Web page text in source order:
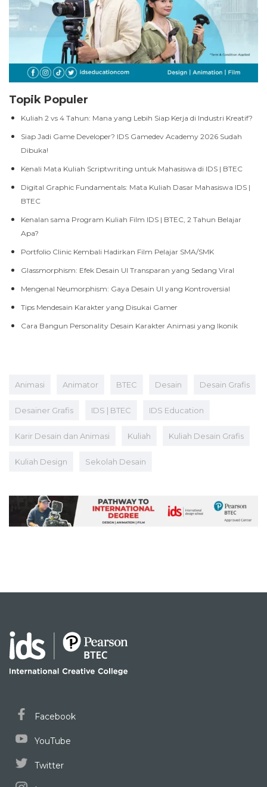
Topik Populer
Kuliah 2 vs 4 Tahun: Mana yang Lebih Siap Kerja di Industri Kreatif?
Siap Jadi Game Developer? IDS Gamedev Academy 2026 Sudah
Dibuka!
Kenali Mata Kuliah Scriptwriting untuk Mahasiswa di IDS | BTEC
Digital Graphic Fundamentals: Mata Kuliah Dasar Mahasiswa IDS |
BTEC
Kenalan sama Program Kuliah Film IDS | BTEC, 2 Tahun Belajar
Apa?
Portfolio Clinic Kembali Hadirkan Film Pelajar SMA/SMK
Glassmorphism: Efek Desain UI Transparan yang Sedang Viral
Mengenal Neumorphism: Gaya Desain UI yang Kontroversial
Tips Mendesain Karakter yang Disukai Gamer
Cara Bangun Personality Desain Karakter Animasi yang Ikonik
Animasi Animator BTEC Desain Desain Grafis
Desainer Grafis IDS | BTEC IDS Education
Karir Desain dan Animasi Kuliah Kuliah Desain Grafis
Kuliah Design Sekolah Desain
Facebook
YouTube
Twitter